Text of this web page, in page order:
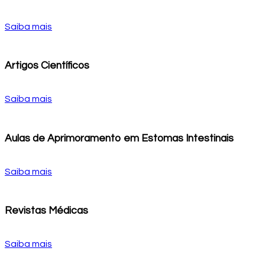
Saiba mais
Artigos Científicos
Saiba mais
Aulas de Aprimoramento em Estomas Intestinais
Saiba mais
Revistas Médicas
Saiba mais